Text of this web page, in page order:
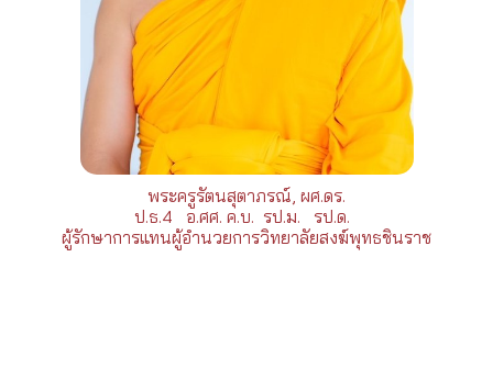
พระครูรัตนสุตาภรณ์, ผศ.ดร.
ป.ธ.4 อ.ศศ. ค.บ. รป.ม. รป.ด.
ผู้รักษาการแทนผู้อำนวยการวิทยาลัยสงฆ์พุทธชินราช